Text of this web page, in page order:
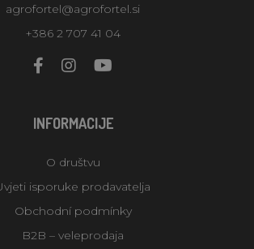
agrofortel@agrofortel.si
+386 2 707 41 04
INFORMACIJE
O društvu
isporuke prodavatelja
Obchodní podmínky
B2B – veleprodaja